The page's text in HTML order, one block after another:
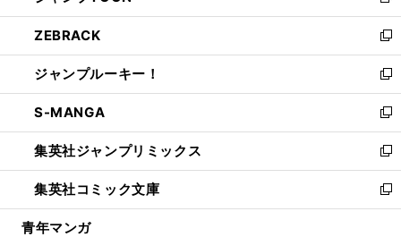
開
く
ウ
で
開
く
ン
ド
ウ
で
開
く
ウ
ィ
ン
ド
ウ
で
開
く
し
い
ウ
ィ
ン
ド
ウ
で
開
く
ZEBRACK
新
し
い
ウ
ィ
ン
ド
ウ
で
開
ジャンプルーキー！
新
し
い
ウ
ィ
ン
ド
ウ
S-MANGA
新
し
い
ウ
ィ
ン
集英社ジャンプリミックス
新
し
い
ウ
集英社コミック文庫
新
し
青年マンガ